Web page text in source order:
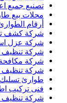
تصنيع جميع
محلات بيع
أرقام
شركة كشف
شركة عزل
شركة تنظيف
شركة
شركة تنظيف
طوارئ
فنى تركيب
شركة تنظيف